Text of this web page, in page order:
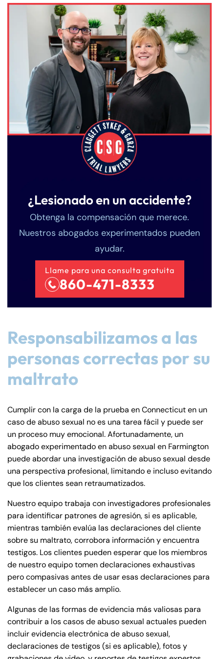
¿Lesionado en un accidente?
Obtenga la compensación que merece.
Nuestros abogados experimentados pueden
ayudar.
Llame para una consulta gratuita
860-471-8333
Responsabilizamos a las
personas correctas por su
maltrato
Cumplir con la carga de la prueba en Connecticut en un
caso de abuso sexual no es una tarea fácil y puede ser
un proceso muy emocional. Afortunadamente, un
abogado experimentado en abuso sexual en Farmington
puede abordar una investigación de abuso sexual desde
una perspectiva profesional, limitando e incluso evitando
que los clientes sean retraumatizados.
Nuestro equipo trabaja con investigadores profesionales
para identificar patrones de agresión, si es aplicable,
mientras también evalúa las declaraciones del cliente
sobre su maltrato, corrobora información y encuentra
testigos. Los clientes pueden esperar que los miembros
de nuestro equipo tomen declaraciones exhaustivas
pero compasivas antes de usar esas declaraciones para
establecer un caso más amplio.
Algunas de las formas de evidencia más valiosas para
contribuir a los casos de abuso sexual actuales pueden
incluir evidencia electrónica de abuso sexual,
declaraciones de testigos (si es aplicable), fotos y
Farmington - Hours
Answering Service
24/7
Office Hours
Monday
8:30 AM – 5:00
PM
Tuesday
8:30 AM – 5:00
PM
Wednesday
Thursday
8:30 AM – 5:00
PM
Friday
8:30 AM – 5:00
Enfield - Hours
Answering Service
24/7
Office Hours
Monday
8:30 AM – 5:00
PM
Tuesday
8:30 AM – 5:00
PM
Wednesday
Thursday
8:30 AM – 5:00
PM
Friday
8:30 AM – 5:00